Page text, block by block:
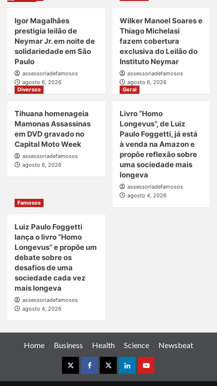
Igor Magalhães
prestigia leilão de
Neymar Jr. em noite de
solidariedade em São
Paulo
assessoriadefamosos
agosto 6, 2026
Wilker Manoel Soares e
Thiago Michelasi
fazem cobertura
exclusiva do Leilão do
Instituto Neymar
assessoriadefamosos
agosto 6, 2026
Diversos
Tihuana homenageia
Mamonas Assassinas
em DVD gravado no
Capital Moto Week
assessoriadefamosos
agosto 6, 2026
Geral
Livro “Homo
Longevus”, de Luiz
Paulo Foggetti, já está
à venda na Amazon e
propõe reflexão sobre
uma sociedade mais
longeva
assessoriadefamosos
agosto 4, 2026
Famosos
Luiz Paulo Foggetti
lança o livro “Homo
Longevus” e propõe um
debate sobre os
desafios de uma
sociedade cada vez
mais longeva
assessoriadefamosos
agosto 4, 2026
Home Business Health Science Newsbeat
InstagramFacebookTwitterLinkedinYoutube